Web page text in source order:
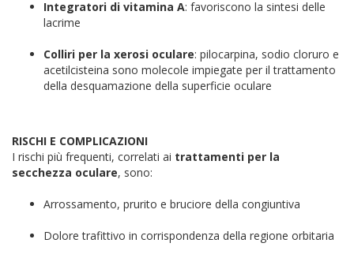
Integratori di vitamina A: favoriscono la sintesi delle
lacrime
Colliri per la xerosi oculare: pilocarpina, sodio cloruro e
acetilcisteina sono molecole impiegate per il trattamento
della desquamazione della superficie oculare
RISCHI E COMPLICAZIONI
I rischi più frequenti, correlati ai trattamenti per la
secchezza oculare, sono:
Arrossamento, prurito e bruciore della congiuntiva
Dolore trafittivo in corrispondenza della regione orbitaria